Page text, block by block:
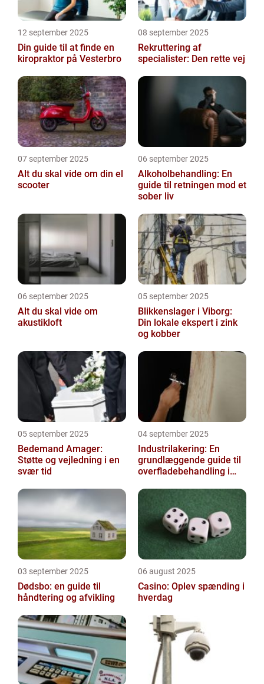
12 september 2025
Din guide til at finde en
kiropraktor på Vesterbro
08 september 2025
Rekruttering af
specialister: Den rette vej
07 september 2025
Alt du skal vide om din el
scooter
06 september 2025
Alkoholbehandling: En
guide til retningen mod et
sober liv
06 september 2025
Alt du skal vide om
akustikloft
05 september 2025
Blikkenslager i Viborg:
Din lokale ekspert i zink
og kobber
05 september 2025
Bedemand Amager:
Støtte og vejledning i en
svær tid
04 september 2025
Industrilakering: En
grundlæggende guide til
overfladebehandling i
03 september 2025
Dødsbo: en guide til
håndtering og afvikling
06 august 2025
Casino: Oplev spænding i
hverdag